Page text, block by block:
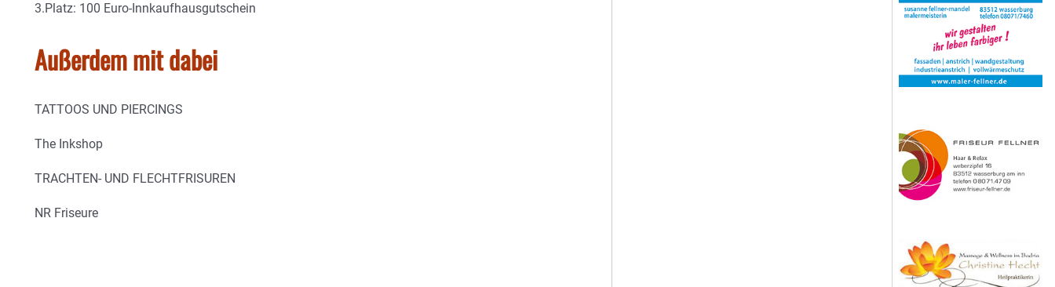
3.Platz: 100 Euro-Innkaufhausgutschein
Außerdem mit dabei
TATTOOS UND PIERCINGS
The Inkshop
TRACHTEN- UND FLECHTFRISUREN
NR Friseure